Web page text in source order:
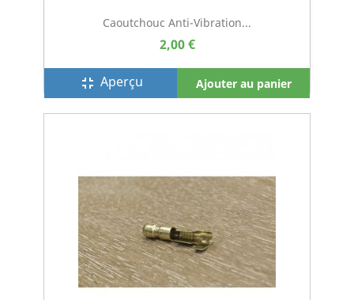
Caoutchouc Anti-Vibration...
2,00 €
fullscreen_exit Aperçu Ajouter au panier